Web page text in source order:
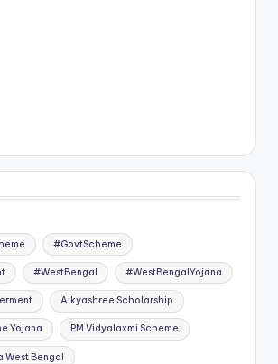
#GovtScheme
#WestBengal #WestBengalYojana
Aikyashree Scholarship
Yojana PM Vidyalaxmi Scheme
West Bengal